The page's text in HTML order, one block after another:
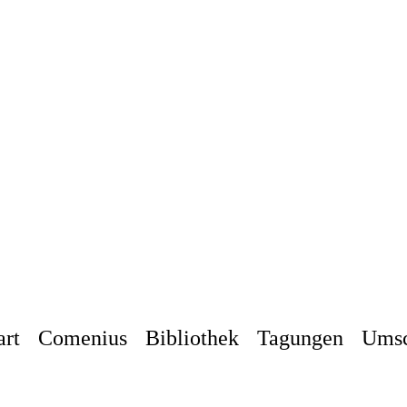
Comenius Bibliothek Tagungen